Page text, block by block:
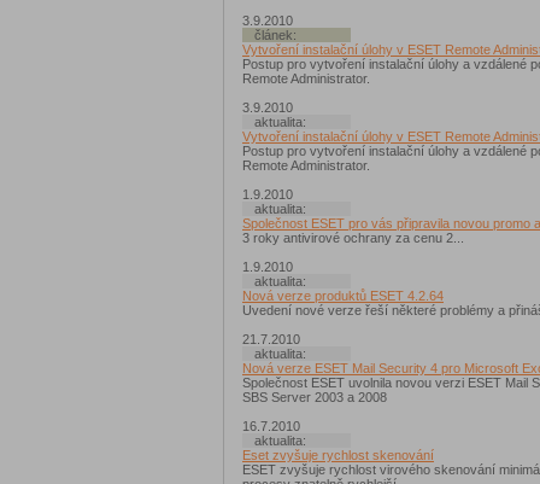
3.9.2010
článek:
Vytvoření instalační úlohy v ESET Remote
Postup pro vytvoření instalační úlohy a vzdálené
Remote Administrator.
3.9.2010
aktualita:
Vytvoření instalační úlohy v ESET Remote
Postup pro vytvoření instalační úlohy a vzdálené
Remote Administrator.
1.9.2010
aktualita:
Společnost ESET pro vás připravila novou promo
3 roky antivirové ochrany za cenu 2...
1.9.2010
aktualita:
Nová verze produktů ESET 4.2.64
Uvedení nové verze řeší některé problémy a
21.7.2010
aktualita:
Nová verze ESET Mail Security 4 pro Microsoft
Společnost ESET uvolnila novou verzi ESET Mail
SBS Server 2003 a 2008
16.7.2010
aktualita:
Eset zvyšuje rychlost skenování
ESET zvyšuje rychlost virového skenování